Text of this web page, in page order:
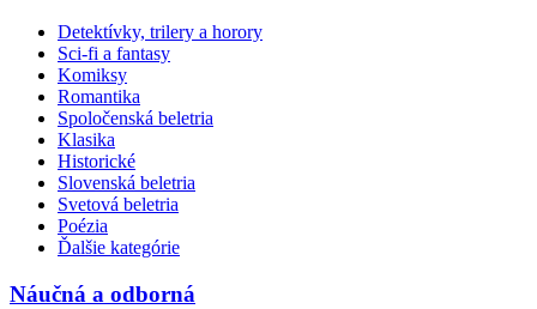
Detektívky, trilery a horory
Sci-fi a fantasy
Komiksy
Romantika
Spoločenská beletria
Klasika
Historické
Slovenská beletria
Svetová beletria
Poézia
Ďalšie kategórie
Náučná a odborná